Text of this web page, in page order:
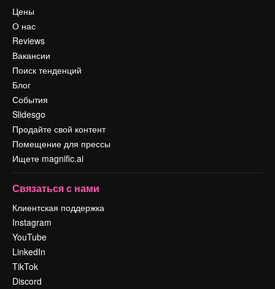
Цены
О нас
Reviews
Вакансии
Поиск тенденций
Блог
События
Slidesgo
Продайте свой контент
Помещение для прессы
Ищете magnific.ai
Связаться с нами
Клиентская поддержка
Instagram
YouTube
LinkedIn
TikTok
Discord